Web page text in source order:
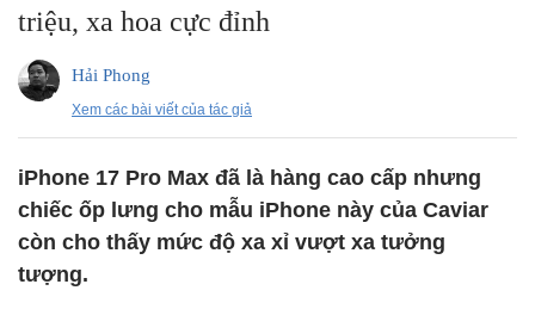
triệu, xa hoa cực đỉnh
Hải Phong
Xem các bài viết của tác giả
iPhone 17 Pro Max đã là hàng cao cấp nhưng
chiếc ốp lưng cho mẫu iPhone này của Caviar
còn cho thấy mức độ xa xỉ vượt xa tưởng
tượng.